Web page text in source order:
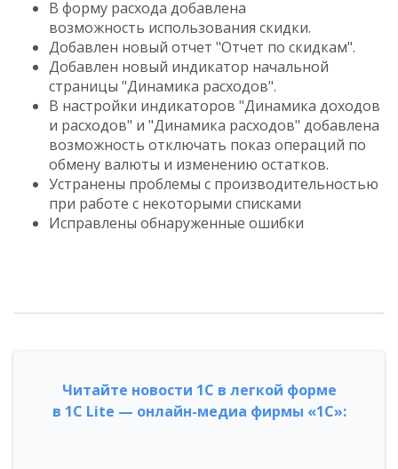
В форму расхода добавлена
возможность использования скидки.
Добавлен новый отчет "Отчет по скидкам".
Добавлен новый индикатор начальной
страницы "Динамика расходов".
В настройки индикаторов "Динамика доходов
и расходов" и "Динамика расходов" добавлена
возможность отключать показ операций по
обмену валюты и изменению остатков.
Устранены проблемы с производительностью
при работе с некоторыми списками
Исправлены обнаруженные ошибки
Читайте новости 1С в легкой форме
в 1С Lite — онлайн-медиа фирмы «1С»: